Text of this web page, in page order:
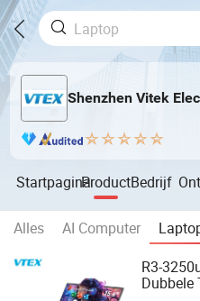
Shenzhen Vitek
StartpaginaProductBedrijf
Alles AI Computer
R3-
Dubbele